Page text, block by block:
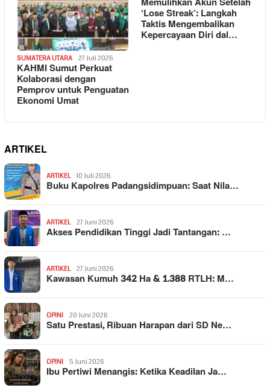
SUMATERA UTARA 27 Juli 2026
KAHMI Sumut Perkuat
Kolaborasi dengan
Pemprov untuk Penguatan
Ekonomi Umat
‘Lose Streak’: Langkah
Taktis Mengembalikan
Kepercayaan Diri dal…
ARTIKEL
ARTIKEL 10 Juli 2026
Buku Kapolres Padangsidimpuan: Saat Nila…
ARTIKEL 27 Juni 2026
Akses Pendidikan Tinggi Jadi Tantangan: …
ARTIKEL 27 Juni 2026
Kawasan Kumuh 342 Ha & 1.388 RTLH: M…
OPINI 20 Juni 2026
Satu Prestasi, Ribuan Harapan dari SD Ne…
OPINI 5 Juni 2026
Ibu Pertiwi Menangis: Ketika Keadilan Ja…